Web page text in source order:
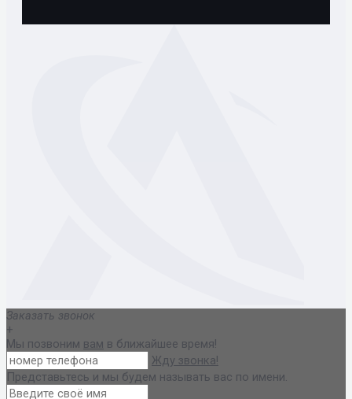
Заказать звонок
+
Мы позвоним вам в ближайшее время!
Жду звонка!
Представьтесь и мы будем называть вас по имени.